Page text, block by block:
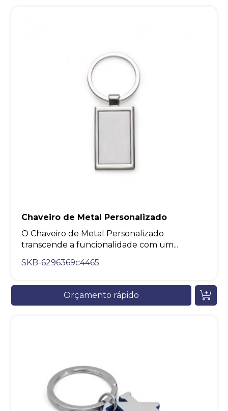
Chaveiro de Metal Personalizado
O Chaveiro de Metal Personalizado
transcende a funcionalidade com um...
SKB-6296369c4465
Orçamento rápido